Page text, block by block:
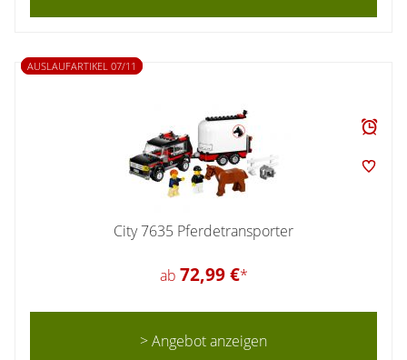
AUSLAUFARTIKEL 07/11
City 7635 Pferdetransporter
ab 72,99 €*
> Angebot anzeigen